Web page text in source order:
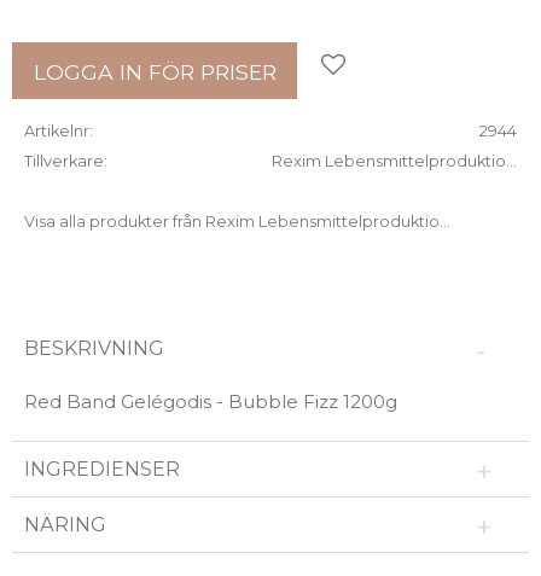
LOGGA IN FÖR PRISER
Artikelnr
2944
Tillverkare
Rexim Lebensmittelproduktio...
Visa alla produkter från Rexim Lebensmittelproduktio...
BESKRIVNING
Red Band Gelégodis - Bubble Fizz 1200g
INGREDIENSER
NÄRING